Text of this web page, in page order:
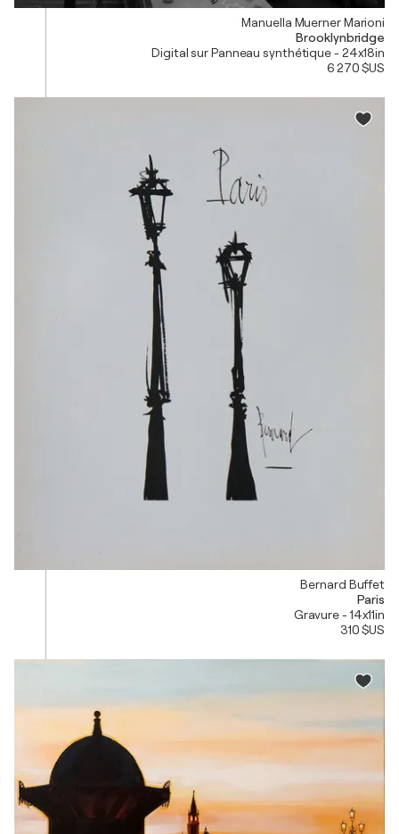
Manuella Muerner Marioni
Brooklynbridge
Digital sur Panneau synthétique - 24x18in
6 270 $US
Bernard Buffet
Paris
Gravure - 14x11in
310 $US